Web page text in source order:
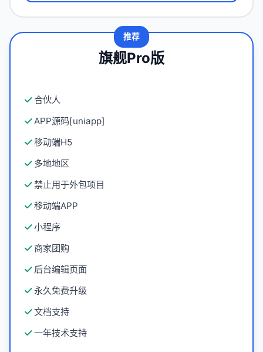
推荐
旗舰Pro版
合伙人
APP源码[uniapp]
移动端H5
多地地区
禁止用于外包项目
移动端APP
小程序
商家团购
后台编辑页面
永久免费升级
文档支持
一年技术支持